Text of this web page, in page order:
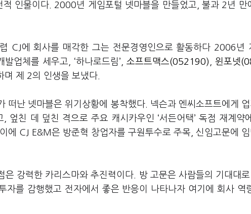
적 인물이다. 2000년 게임포털 넷마블을 만들었고, 불과 2년
CJ에 회사를 매각한 그는 전문경영인으로 활동하다 2006년
발업체를 세우고, ‘하나로드림’, 소프트맥스(052190) 윈포넷
며 제 2의 인생을 보냈다.
떠난 넷마블은 위기상황에 봉착했다. 넥슨과 엔씨소프트에게
, 엎친 데 덮친 격으로 주요 캐시카우인 ‘서든어택’ 독점 재계약
에 CJ E&M은 방준혁 창업자를 구원투수로 주목, 신임고문에
은 강력한 카리스마와 추진력이다. 방 고문은 사람들의 기대대
자를 감행했고 전자에서 좋은 반응이 나타나자 여기에 회사 역